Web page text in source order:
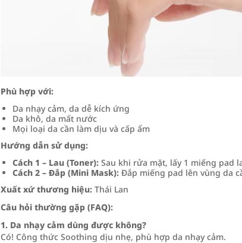
Phù hợp với:
Da nhạy cảm, da dễ kích ứng
Da khô, da mất nước
Mọi loại da cần làm dịu và cấp ẩm
Hướng dẫn sử dụng:
Cách 1 – Lau (Toner): Sau khi rửa mặt, lấy 1 miếng pad
Cách 2 – Đắp (Mini Mask): Đắp miếng pad lên vùng da
Xuất xứ thương hiệu: Thái Lan
Câu hỏi thường gặp (FAQ):
1. Da nhạy cảm dùng được không?
Có! Công thức Soothing dịu nhẹ, phù hợp da nhạy cảm.